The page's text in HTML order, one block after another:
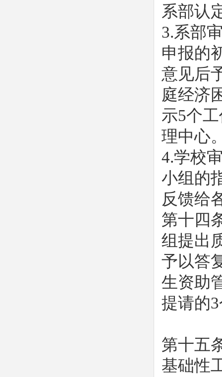
系部认
3.系部
申报的
意见后
庭经济
示5个
理中心
4.学校
小组的
反馈给
第十四
组提出
予以答
生资助
提请的
第十五
基础性